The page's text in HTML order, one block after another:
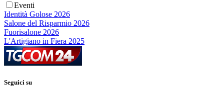
Eventi
Identità Golose 2026
Salone del Risparmio 2026
Fuorisalone 2026
L'Artigiano in Fiera 2025
Seguici su